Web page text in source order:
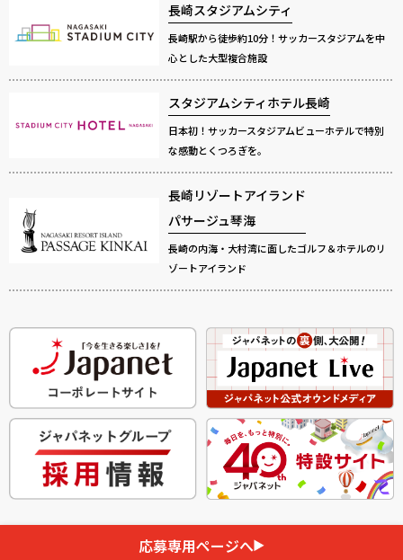
応募専用ページへ
長崎スタジアムシティ
長崎駅から徒歩約10分！サッカースタジアムを中
心とした大型複合施設
スタジアムシティホテル長崎
日本初！サッカースタジアムビューホテルで特別
な感動とくつろぎを。
長崎リゾートアイランド
パサージュ琴海
長崎の内海・大村湾に面したゴルフ＆ホテルのリ
ゾートアイランド
Copyright © JAPANET HOLDINGS Co,Ltd